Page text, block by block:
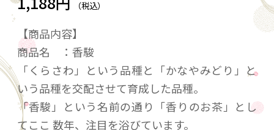
（税込）
【商品内容】
商品名 ：香駿
「くらさわ」という品種と「かなやみどり」と
いう品種を交配させて育成した品種。
「香駿」という名前の通り「香りのお茶」とし
てここ 数年、注目を浴びています。